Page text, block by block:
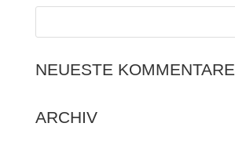
NEUESTE KOMMENTARE
ARCHIV